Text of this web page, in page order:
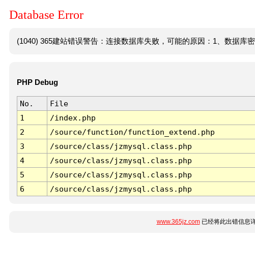
Database Error
(1040) 365建站错误警告：连接数据库失败，可能的原因：1、数据库
PHP Debug
No. File
1
/index.php
2
/source/function/function_extend.php
3
/source/class/jzmysql.class.php
4
/source/class/jzmysql.class.php
5
/source/class/jzmysql.class.php
6
/source/class/jzmysql.class.php
www.365jz.com已经将此出错信息